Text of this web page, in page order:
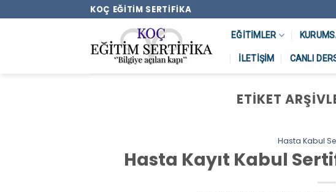
KOÇ EĞITIM SERTIFIKA
EĞITIMLER
İLETIŞIM CANLI
ETIKET
Hasta Kabul
Hasta Kayıt Kabul